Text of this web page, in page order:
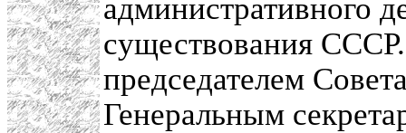
административного
существования
председателем
Генеральным